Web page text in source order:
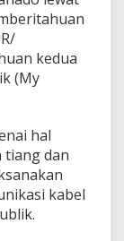
kedua
(My
hal
tiang dan
kabel